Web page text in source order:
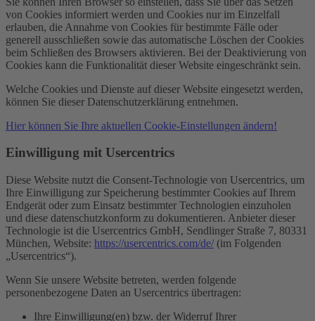
von Cookies informiert werden und Cookies nur im Einzelfall
erlauben, die Annahme von Cookies für bestimmte Fälle oder
generell ausschließen sowie das automatische Löschen der Cookies
beim Schließen des Browsers aktivieren. Bei der Deaktivierung von
Cookies kann die Funktionalität dieser Website eingeschränkt sein.
Welche Cookies und Dienste auf dieser Website eingesetzt werden,
können Sie dieser Datenschutzerklärung entnehmen.
Hier können Sie Ihre aktuellen Cookie-Einstellungen ändern!
Einwilligung mit Usercentrics
Diese Website nutzt die Consent-Technologie von Usercentrics, um
Ihre Einwilligung zur Speicherung bestimmter Cookies auf Ihrem
Endgerät oder zum Einsatz bestimmter Technologien einzuholen
und diese datenschutzkonform zu dokumentieren. Anbieter dieser
Technologie ist die Usercentrics GmbH, Sendlinger Straße 7, 80331
München, Website: https://usercentrics.com/de/ (im Folgenden
„Usercentrics“).
Wenn Sie unsere Website betreten, werden folgende
personenbezogene Daten an Usercentrics übertragen:
Ihre Einwilligung(en) bzw. der Widerruf Ihrer